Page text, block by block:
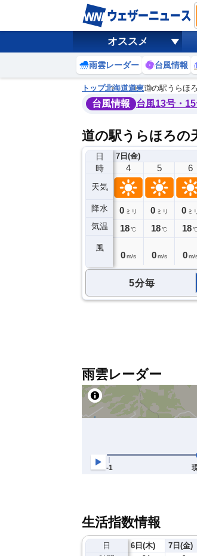
オススメ
雨雲レーダー 台風情報
トップ北海道道東道の駅うらほろ
台風情報 台風13号・
道の駅うらほろの
日
時
天気
降水
気温
風
7日(金)
3
0ミリ
19℃
4
0 ミリ
18℃
0 m/s
5
0 ミリ
18℃
0 m/s
6
0 ミ
18℃
0 m/
5分毎
雨雲レーダー
生活指数情報
日
6日(木) 7日(金)